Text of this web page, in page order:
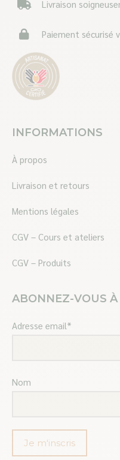
Livraison
Paiement sécurisé
INFORMATIONS
À propos
Livraison et retours
Mentions légales
CGV – Cours et ateliers
CGV – Produits
ABONNEZ-VOUS
Adresse email*
Nom